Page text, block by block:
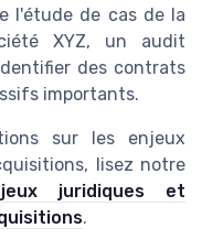
l'étude de cas de la
XYZ, un audit
des contrats
importants.
sur les enjeux
lisez notre
juridiques et
.